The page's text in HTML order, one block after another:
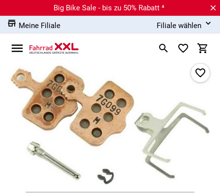
Big Bike Sale - bis zu 50% Rabatt ⁴
Meine Filiale
Filiale wählen